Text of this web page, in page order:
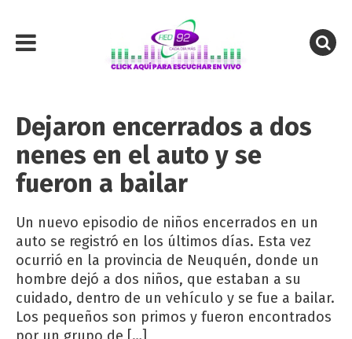
Dejaron encerrados a dos
nenes en el auto y se
fueron a bailar
Un nuevo episodio de niños encerrados en un
auto se registró en los últimos días. Esta vez
ocurrió en la provincia de Neuquén, donde un
hombre dejó a dos niños, que estaban a su
cuidado, dentro de un vehículo y se fue a bailar.
Los pequeños son primos y fueron encontrados